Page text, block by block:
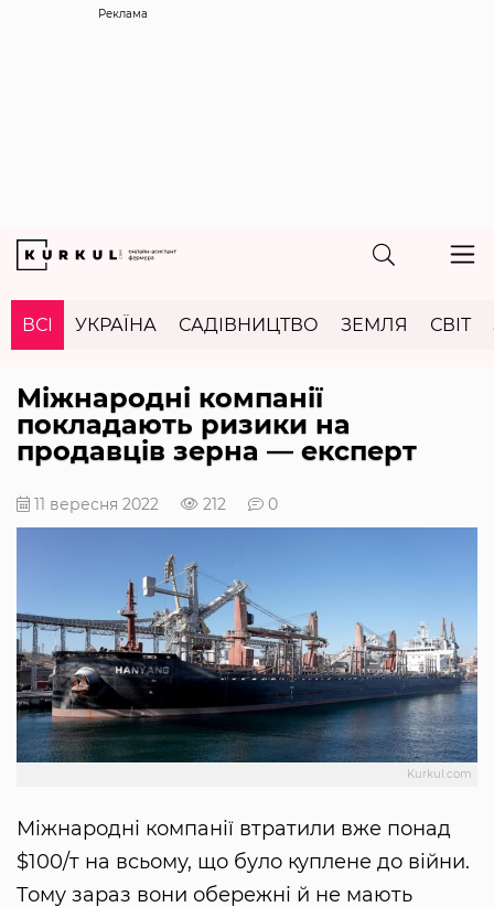
Реклама
ВСІ УКРАЇНА САДІВНИЦТВО ЗЕМЛЯ СВІТ
Міжнародні компанії
покладають ризики на
продавців зерна — експерт
11 вересня 2022 212 0
Kurkul.com
Міжнародні компанії втратили вже понад
$100/т на всьому, що було куплене до війни.
Тому зараз вони обережні й не мають